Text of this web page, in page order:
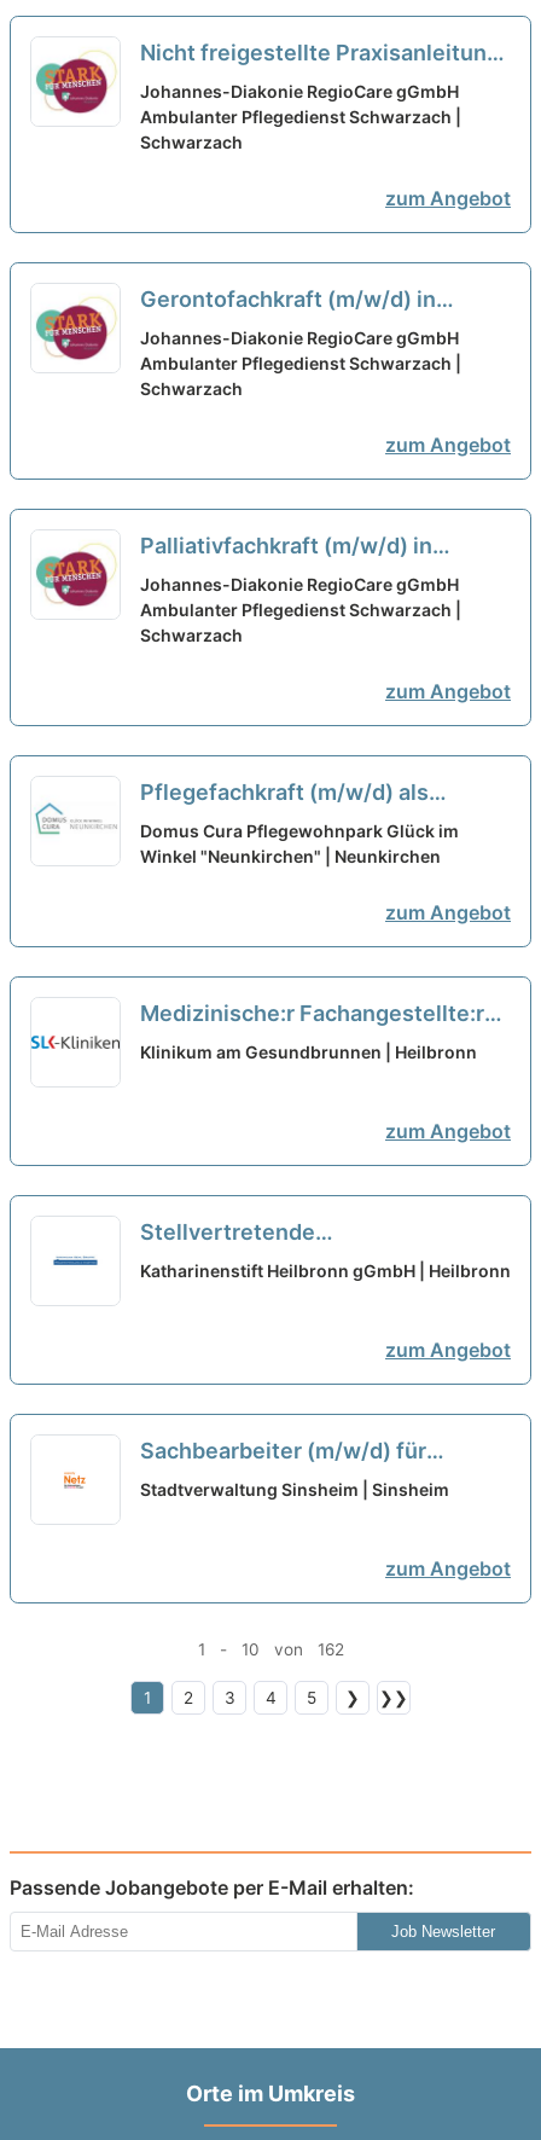
Nicht freigestellte Praxisanleitung
(m/w/d) in Teilzeit - Bei uns startet
Deine Karriere! neu
Johannes-Diakonie RegioCare gGmbH
Ambulanter Pflegedienst Schwarzach |
Schwarzach
zum Angebot
Gerontofachkraft (m/w/d) in
Teilzeit - Bei uns startet Deine
Karriere! neu
Johannes-Diakonie RegioCare gGmbH
Ambulanter Pflegedienst Schwarzach |
Schwarzach
zum Angebot
Palliativfachkraft (m/w/d) in
Teilzeit - Bei uns startet Deine
Karriere! neu
Johannes-Diakonie RegioCare gGmbH
Ambulanter Pflegedienst Schwarzach |
Schwarzach
zum Angebot
Pflegefachkraft (m/w/d) als
Dauernachtwache in Teilzeit- Bei
uns macht Pflege Spaß! neu
Domus Cura Pflegewohnpark Glück im
Winkel "Neunkirchen" | Neunkirchen
zum Angebot
Medizinische:r Fachangestellte:r
(m/w/d) für die onkologische
Klinikum am Gesundbrunnen | Heilbronn
zum Angebot
Stellvertretende
Pflegedienstleitung (m/w/d) im
Katharinenstift Heilbronn gGmbH | Heilbronn
zum Angebot
Sachbearbeiter (m/w/d) für
Städtebau und Stadtentwicklung
Stadtverwaltung Sinsheim | Sinsheim
zum Angebot
1 - 10 von 162
1 2 3 4 5 ❯ ❯❯
Passende Jobangebote per E-Mail erhalten:
Job Newsletter
Orte im Umkreis